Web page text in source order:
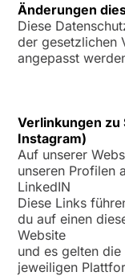
Änderungen
Diese
der gesetzlichen
angepasst
Verlinkungen zu
Instagram)
Auf unserer
unseren Profilen
LinkedIN
Diese Links
du auf einen
Website
und es gelten
jeweiligen